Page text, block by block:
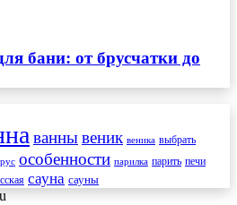
бани: от брусчатки до
ваннывеник веника выбрать
особенности парилка парить печи
сауна сауны